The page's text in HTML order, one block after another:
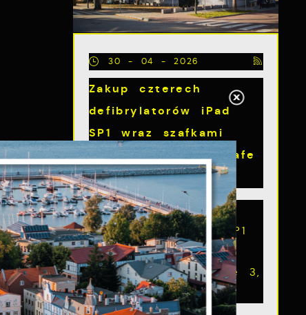
30 - 04 - 2026
Zakup czterech
defibrylatorów iPad
SP1 wraz szafkami
zewnętrznymi Debisafe
3
Zakup czterech
defibrylatorów iPad SP1
wraz szafkami
zewnętrznymi Debisafe 3,
został sfinansowany...